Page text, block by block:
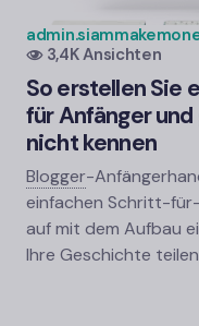
3,4K Ansichten
So erstellen Sie
für Anfänger
nicht kennen
Blogger-
einfachen Schritt-
auf mit dem Aufbau
Ihre Geschichte